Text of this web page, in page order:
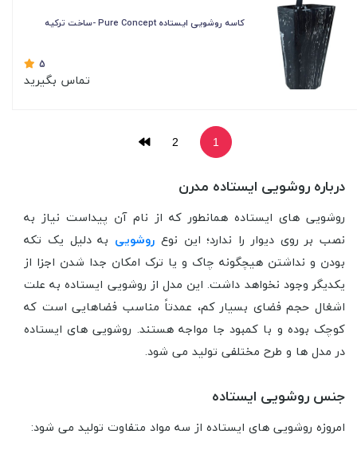
کاسه روشویی ایستاده Pure Concept -ساخت ترکیه
5
تماس بگیرید
1
2
درباره روشویی ایستاده مدرن
روشویی های ایستاده همانطور که از نام آن پیداست نیاز به
نصب بر روی دیوار را ندارد؛ این نوع روشویی به دلیل یک تکه
بودن و نداشتن هیچگونه چاک و یا ترک امکان جدا شدن اجزا از
یکدیگر وجود نخواهد داشت. این مدل از روشویی ایستاده به علت
اشغال حجم فضای بسیار کم، عمدتاً مناسب فضاهایی است که
کوچک بوده و با کمبود جا مواجه هستند. روشویی های ایستاده
در مدل ها و طرح مختلفی تولید می شود.
جنس روشویی ایستاده
امروزه روشویی های ایستاده از سه مواد متفاوت تولید می شود: